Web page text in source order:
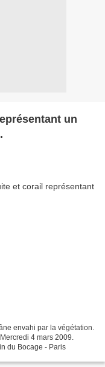
un
envahi par la végétation.
4 mars 2009.
du Bocage - Paris